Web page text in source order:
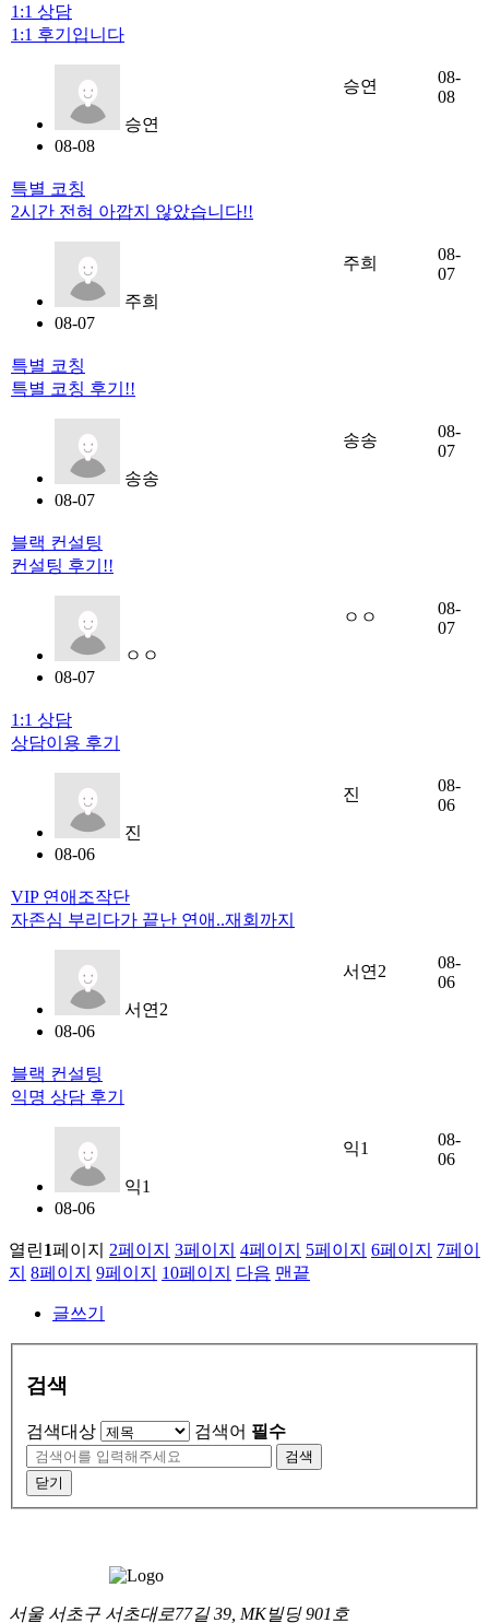
1:1 상담
1:1 후기입니다
승연
08-08
승연
08-
08
특별 코칭
2시간 전혀 아깝지 않았습니다!!
주희
08-07
주희
08-
07
특별 코칭
특별 코칭 후기!!
송송
08-07
송송
08-
07
블랙 컨설팅
컨설팅 후기!!
ㅇㅇ
08-07
ㅇㅇ
08-
07
1:1 상담
상담이용 후기
진
08-06
진
08-
06
VIP 연애조작단
자존심 부리다가 끝난 연애..재회까지
서연2
08-06
서연2
08-
06
블랙 컨설팅
익명 상담 후기
익1
08-06
익1
08-
06
열린1페이지 2페이지 3페이지 4페이지 5페이지 6페이지 7페이
지 8페이지 9페이지 10페이지 다음 맨끝
글쓰기
검색
검색대상 검색어 필수
검색
닫기
서울 서초구 서초대로77길 39, MK빌딩 901호